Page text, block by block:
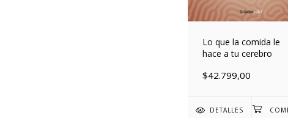
Lo que la comida le
hace a tu cerebro
$42.799,00
DETALLES